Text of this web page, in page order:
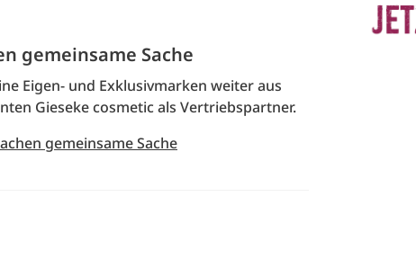
gemeinsame Sache
Eigen- und Exklusivmarken weiter aus
Gieseke cosmetic als Vertriebspartner.
gemeinsame Sache